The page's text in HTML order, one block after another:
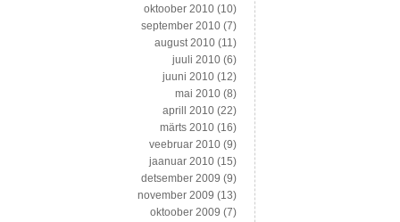
oktoober 2010 (10)
september 2010 (7)
august 2010 (11)
juuli 2010 (6)
juuni 2010 (12)
mai 2010 (8)
aprill 2010 (22)
märts 2010 (16)
veebruar 2010 (9)
jaanuar 2010 (15)
detsember 2009 (9)
november 2009 (13)
oktoober 2009 (7)